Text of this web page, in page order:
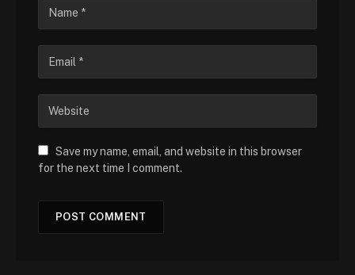
Save my name, email, and website in this browser
for the next time I comment.